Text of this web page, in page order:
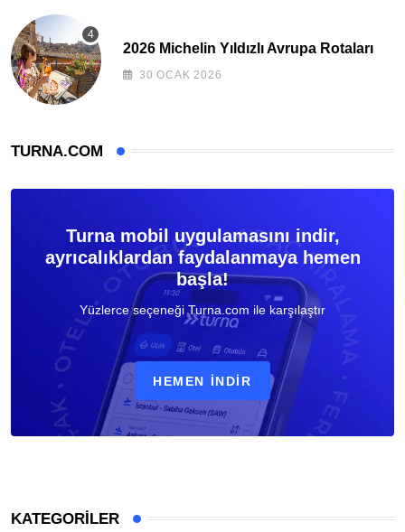
2026 Michelin Yıldızlı Avrupa Rotaları
30 OCAK 2026
TURNA.COM
Turna mobil uygulamasını indir,
ayrıcalıklardan faydalanmaya hemen
başla!
Yüzlerce seçeneği Turna.com ile karşılaştır
HEMEN İNDIR
KATEGORILER